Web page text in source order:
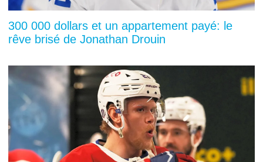
300 000 dollars et un appartement payé: le
rêve brisé de Jonathan Drouin